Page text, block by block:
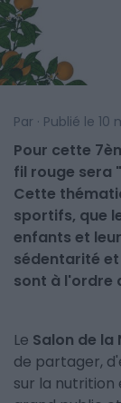
Par · Publié le 10
Pour cette
fil rouge sera
Cette
sportifs, que
enfants et
sédentarité
sont à l'ordre
Le Salon de la
de partager,
sur la nutrition